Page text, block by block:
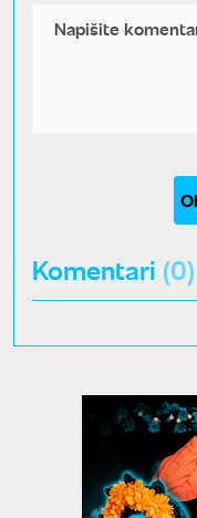
Komentari (0)